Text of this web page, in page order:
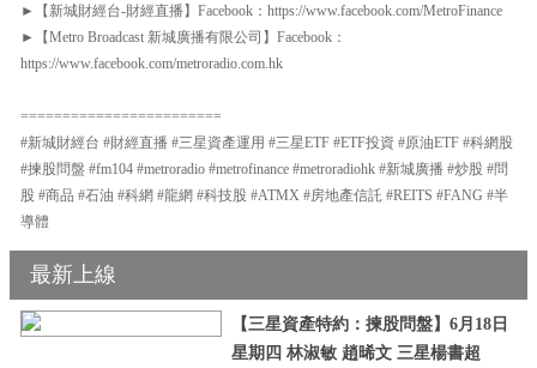
►【新城財經台-財經直播】Facebook：https://www.facebook.com/MetroFinance
►【Metro Broadcast 新城廣播有限公司】Facebook：
https://www.facebook.com/metroradio.com.hk
========================
#新城財經台 #財經直播 #三星資產運用 #三星ETF #ETF投資 #原油ETF #科網股
#揀股問盤 #fm104 #metroradio #metrofinance #metroradiohk #新城廣播 #炒股 #問
股 #商品 #石油 #科網 #龍網 #科技股 #ATMX #房地產信託 #REITS #FANG #半
導體
最新上線
【三星資產特約：揀股問盤】6月18日
星期四 林淑敏 趙晞文 三星楊書超